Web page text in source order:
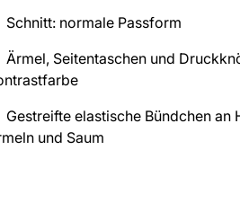
Schnitt: normale Passform
Ärmel, Seitentaschen und
Gestreifte elastische Bündchen an
und Saum